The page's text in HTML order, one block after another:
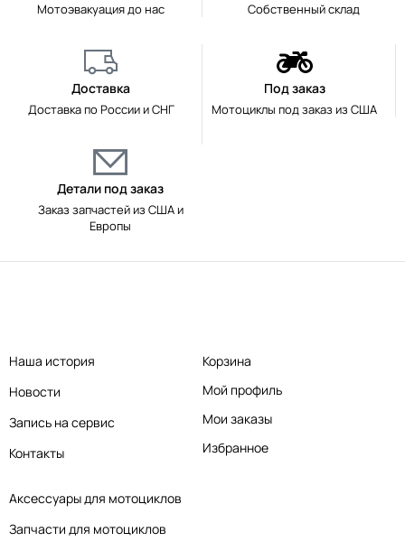
Мотоэвакуация до нас Собственный склад
Доставка
Доставка по России и СНГ
Под заказ
Мотоциклы под заказ из США
Детали под заказ
Заказ запчастей из США и
Европы
Аксессуары для мотоциклов
Запчасти для мотоциклов
Наша история
Новости
Запись на сервис
Контакты
Корзина
Мой профиль
Мои заказы
Избранное